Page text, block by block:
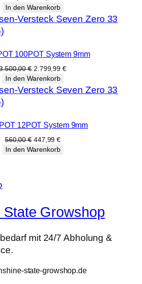
Preis
war:
360,00 €
Preis
ist:
287,99 €.
In den Warenkorb
100POT System 9mm
€ Ursprünglicher
Preis
war:
3.500,00 €
2.799,99€Aktueller
ist:
2.799,99 €.
In den Warenkorb
12POT System 9mm
560,00€ Ursprünglicher
Preis
447,99€Aktueller
Preis
In den Warenkorb
State Growshop
mit 24/7 Abholung &
state-growshop.de